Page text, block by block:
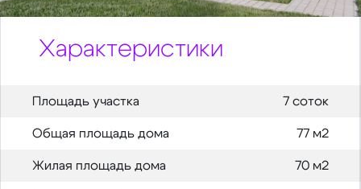
Характеристики
Площадь участка 7 соток
Общая площадь дома 77 м2
Жилая площадь дома 70 м2